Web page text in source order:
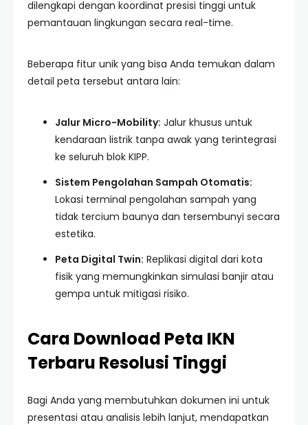
dilengkapi dengan koordinat presisi tinggi untuk
pemantauan lingkungan secara real-time.
Beberapa fitur unik yang bisa Anda temukan dalam
detail peta tersebut antara lain:
Jalur Micro-Mobility: Jalur khusus untuk
kendaraan listrik tanpa awak yang terintegrasi
ke seluruh blok KIPP.
Sistem Pengolahan Sampah Otomatis:
Lokasi terminal pengolahan sampah yang
tidak tercium baunya dan tersembunyi secara
estetika.
Peta Digital Twin: Replikasi digital dari kota
fisik yang memungkinkan simulasi banjir atau
gempa untuk mitigasi risiko.
Cara Download Peta IKN
Terbaru Resolusi Tinggi
Bagi Anda yang membutuhkan dokumen ini untuk
presentasi atau analisis lebih lanjut, mendapatkan